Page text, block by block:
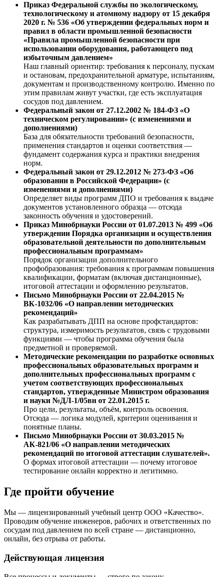
Приказ Федеральной службы по экологическому,
технологическому и атомному надзору от 15 декабря
2020 г. № 536 «Об утверждении федеральных норм и
правил в области промышленной безопасности
«Правила промышленной безопасности при
использовании оборудования, работающего под
избыточным давлением»
Наш главный ориентир: требования к персоналу, пускам
и остановам, предохранительной арматуре, испытаниям,
документам и производственному контролю. Именно по
этим правилам живут участки, где есть эксплуатация
сосудов под давлением.
Федеральный закон от 27.12.2002 № 184-ФЗ «О
техническом регулировании» (с изменениями и
дополнениями)
База для обязательности требований безопасности,
применения стандартов и оценки соответствия —
фундамент содержания курса и практики внедрения
норм.
Федеральный закон от 29.12.2012 № 273-ФЗ «Об
образовании в Российской Федерации» (с
изменениями и дополнениями)
Определяет виды программ ДПО и требования к выдаче
документов установленного образца — отсюда
законность обучения и удостоверений.
Приказ Минобрнауки России от 01.07.2013 № 499 «Об
утверждении Порядка организации и осуществления
образовательной деятельности по дополнительным
профессиональным программам»
Порядок организации дополнительного
профобразования: требования к программам повышения
квалификации, форматам (включая дистанционные),
итоговой аттестации и оформлению результатов.
Письмо Минобрнауки России от 22.04.2015 №
ВК-1032/06 «О направлении методических
рекомендаций»
Как разрабатывать ДПП на основе профстандартов:
структура, измеримость результатов, связь с трудовыми
функциями — чтобы программа обучения была
предметной и проверяемой.
Методические рекомендации по разработке основных
профессиональных образовательных программ и
дополнительных профессиональных программ с
учетом соответствующих профессиональных
стандартов, утвержденные Министром образования
и науки №ДЛ-1/05вн от 22.01.2015 г.
Про цели, результаты, объём, контроль освоения.
Отсюда — логика модулей, критерии оценивания и
понятные планы.
Письмо Минобрнауки России от 30.03.2015 №
АК-821/06 «О направлении методических
рекомендаций по итоговой аттестации слушателей».
О формах итоговой аттестации — почему итоговое
тестирование онлайн корректно и легитимно.
Где пройти обучение
Мы — лицензированный учебный центр ООО «Качество».
Проводим обучение инженеров, рабочих и ответственных по
сосудам под давлением по всей стране — дистанционно,
онлайн, без отрыва от работы.
Действующая лицензия